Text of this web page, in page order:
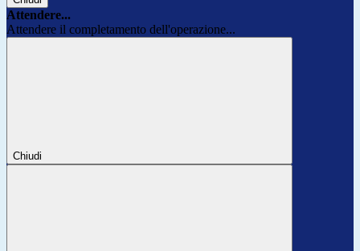
Attendere...
Attendere il completamento dell'operazione...
Chiudi